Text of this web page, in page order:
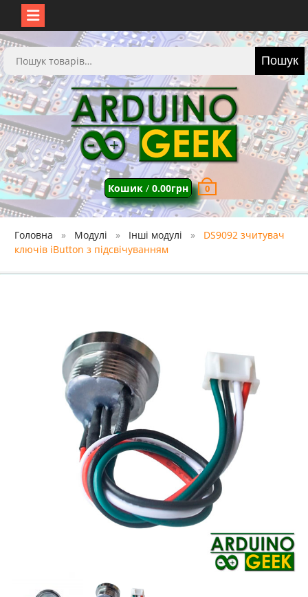
Перейти
до
вмісту
Шукати: Пошук
Кошик/ 0.00грн 0
Головна Модулі Інші модулі
DS9092 зчитувач
ключів iButton з підсвічуванням